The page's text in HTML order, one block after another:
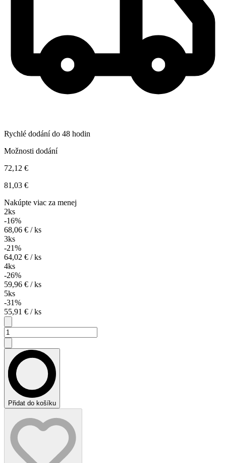
Rychlé dodání do 48 hodin
Možnosti dodání
72,12 €
81,03 €
Nakúpte viac za menej
2ks
-16%
68,06 € / ks
3ks
-21%
64,02 € / ks
4ks
-26%
59,96 € / ks
5ks
-31%
55,91 € / ks
Přidat do košíku